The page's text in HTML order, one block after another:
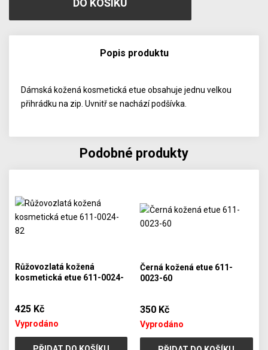
Popis produktu
Dámská kožená kosmetická etue obsahuje jednu velkou
přihrádku na zip. Uvnitř se nachází podšívka.
Podobné produkty
Růžovozlatá kožená
kosmetická etue 611-0024-
425 Kč
Vyprodáno
Černá kožená etue 611-
0023-60
350 Kč
Vyprodáno